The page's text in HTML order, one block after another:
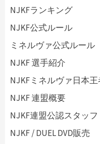
NJKFランキング
NJKF公式ルール
ミネルヴァ公式ルール
NJKF 選手紹介
NJKFミネルヴァ日本
NJKF 連盟概要
NJKF連盟公認スタッフ
NJKF / DUEL DVD販売